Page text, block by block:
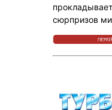
сюрпризов